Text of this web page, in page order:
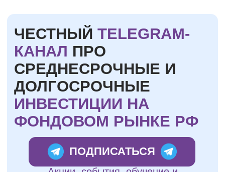
TELEGRAM-
КАНАЛ ПРО
СРЕДНЕСРОЧНЫЕ И
ДОЛГОСРОЧНЫЕ
ИНВЕСТИЦИИ НА
ФОНДОВОМ РЫНКЕ РФ
Акции, события, обучение и
ПОДПИСАТЬСЯ
Обо мне